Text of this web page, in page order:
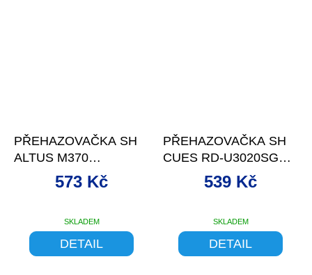
PŘEHAZOVAČKA SH
ALTUS M370
STŘÍBRNÁ 9TI
SKLADEM
573 Kč
DETAIL
PŘEHAZOVAČKA SH
CUES RD-U3020SGS
9S, MAX.36
SKLADEM
539 Kč
DETAIL